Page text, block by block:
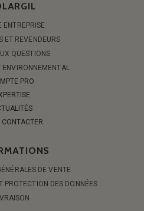
ENTREPRISE
ET REVENDEURS
QUESTIONS
ENVIRONNEMENTAL
PRO
CONTACTER
DE VENTE
PROTECTION DES DONNÉES